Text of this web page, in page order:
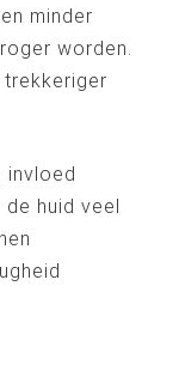
minder
worden.
invloed
huid veel